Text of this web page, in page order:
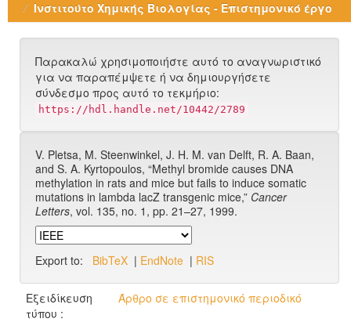
Ινστιτούτο Χημικής Βιολογίας - Επιστημονικό έργο
Παρακαλώ χρησιμοποιήστε αυτό το αναγνωριστικό
για να παραπέμψετε ή να δημιουργήσετε
σύνδεσμο προς αυτό το τεκμήριο:
https://hdl.handle.net/10442/2789
V. Pletsa, M. Steenwinkel, J. H. M. van Delft, R. A. Baan,
and S. A. Kyrtopoulos, “Methyl bromide causes DNA
methylation in rats and mice but fails to induce somatic
mutations in lambda lacZ transgenic mice,” Cancer
Letters, vol. 135, no. 1, pp. 21–27, 1999.
Export to: BibTeX | EndNote | RIS
Εξειδίκευση
τύπου :
Άρθρο σε επιστημονικό περιοδικό